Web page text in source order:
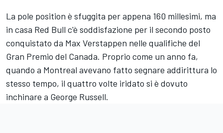
La pole position è sfuggita per appena 160 millesimi, ma
in casa Red Bull c'è soddisfazione per il secondo posto
conquistato da Max Verstappen nelle qualifiche del
Gran Premio del Canada. Proprio come un anno fa,
quando a Montreal avevano fatto segnare addirittura lo
stesso tempo, il quattro volte iridato si è dovuto
inchinare a George Russell.